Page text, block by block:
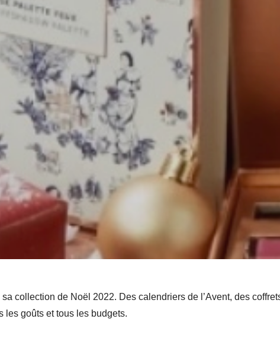
collection de Noël 2022. Des calendriers de l’Avent, des
les goûts et tous les budgets.